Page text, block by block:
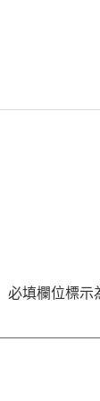
必填欄位標